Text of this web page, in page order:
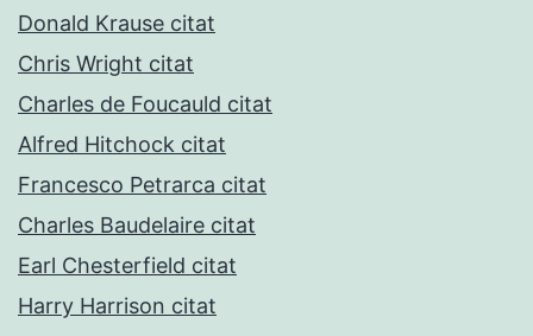
Donald Krause citat
Chris Wright citat
Charles de Foucauld citat
Alfred Hitchock citat
Francesco Petrarca citat
Charles Baudelaire citat
Earl Chesterfield citat
Harry Harrison citat